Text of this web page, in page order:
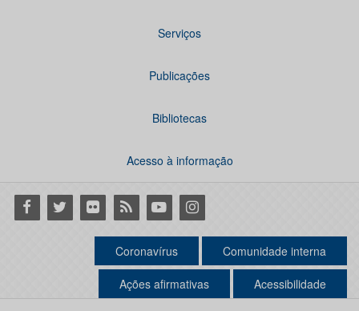
Serviços
Publicações
Bibliotecas
Acesso à informação
Facebook
Twitter Flickr RSS YoutubeInstagram
Coronavírus Comunidade interna
Ações afirmativas Acessibilidade